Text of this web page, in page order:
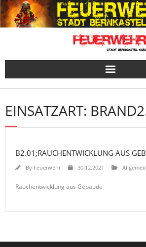
Skip
to
content
EINSATZART:
B2.01;RAUCHENTWICKLUNG AUS GEB
By Feuerwehr 30.12.2021
Rauchentwicklung aus Gebäude